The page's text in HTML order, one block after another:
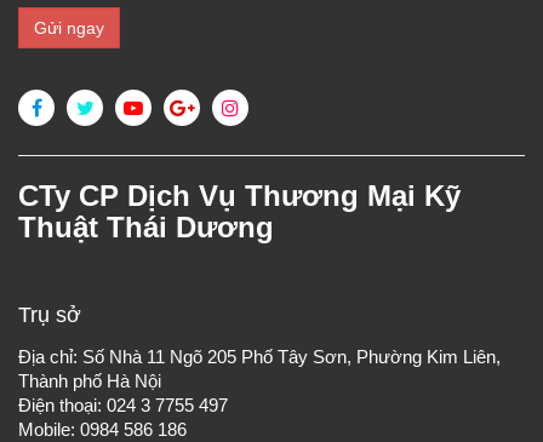
CTy CP Dịch Vụ Thương Mại Kỹ
Thuật Thái Dương
Trụ sở
Địa chỉ: Số Nhà 11 Ngõ 205 Phố Tây Sơn, Phường Kim Liên,
Thành phố Hà Nội
Điện thoại: 024 3 7755 497
Mobile: 0984 586 186